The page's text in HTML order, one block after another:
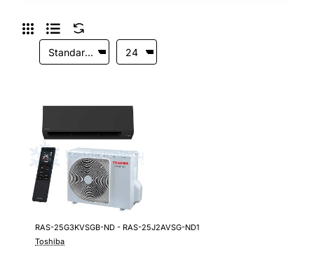
Išpardavimas
RAS-25G3KVSGB-ND - RAS-25J2AVSG-ND1
Toshiba